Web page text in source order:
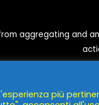
aggregating and
più